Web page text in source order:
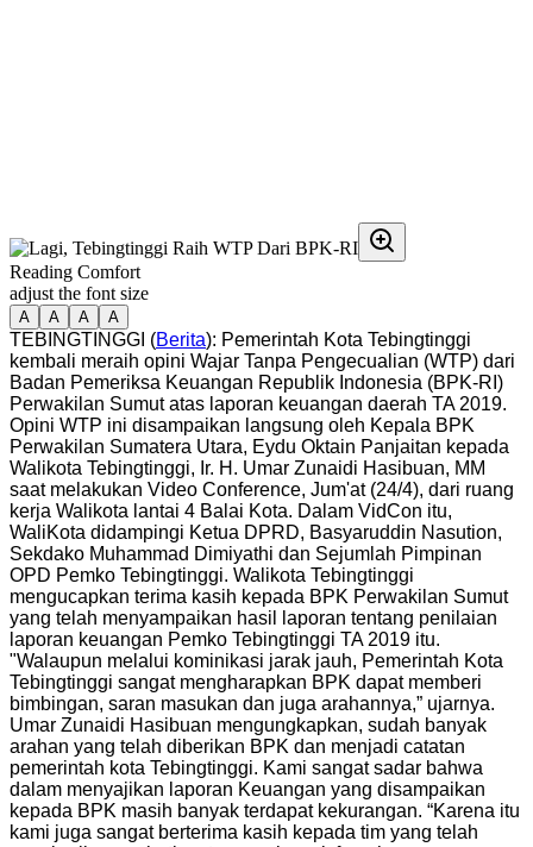
Reading Comfort
adjust the font size
A A A A
TEBINGTINGGI (Berita): Pemerintah Kota Tebingtinggi
kembali meraih opini Wajar Tanpa Pengecualian (WTP) dari
Badan Pemeriksa Keuangan Republik Indonesia (BPK-RI)
Perwakilan Sumut atas laporan keuangan daerah TA 2019.
Opini WTP ini disampaikan langsung oleh Kepala BPK
Perwakilan Sumatera Utara, Eydu Oktain Panjaitan kepada
Walikota Tebingtinggi, Ir. H. Umar Zunaidi Hasibuan, MM
saat melakukan Video Conference, Jum'at (24/4), dari ruang
kerja Walikota lantai 4 Balai Kota. Dalam VidCon itu,
WaliKota didampingi Ketua DPRD, Basyaruddin Nasution,
Sekdako Muhammad Dimiyathi dan Sejumlah Pimpinan
OPD Pemko Tebingtinggi. Walikota Tebingtinggi
mengucapkan terima kasih kepada BPK Perwakilan Sumut
yang telah menyampaikan hasil laporan tentang penilaian
laporan keuangan Pemko Tebingtinggi TA 2019 itu.
"Walaupun melalui kominikasi jarak jauh, Pemerintah Kota
Tebingtinggi sangat mengharapkan BPK dapat memberi
bimbingan, saran masukan dan juga arahannya,” ujarnya.
Umar Zunaidi Hasibuan mengungkapkan, sudah banyak
arahan yang telah diberikan BPK dan menjadi catatan
pemerintah kota Tebingtinggi. Kami sangat sadar bahwa
dalam menyajikan laporan Keuangan yang disampaikan
kepada BPK masih banyak terdapat kekurangan. “Karena itu
kami juga sangat berterima kasih kepada tim yang telah